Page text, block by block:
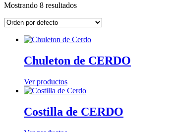
Mostrando 8 resultados
Chuleton de CERDO
Ver productos
Costilla de CERDO